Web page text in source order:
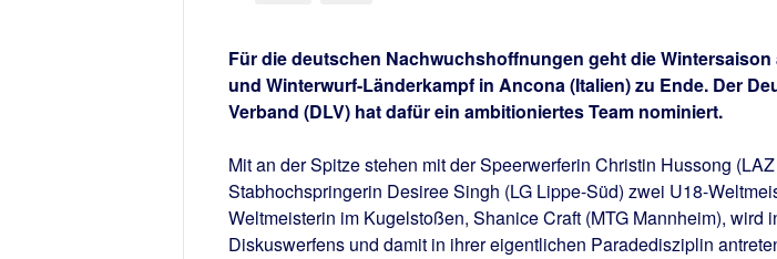
Für die deutschen Nachwuchshoffnungen geht die Wintersaison
und Winterwurf-Länderkampf in Ancona (Italien) zu Ende. Der
Verband (DLV) hat dafür ein ambitioniertes Team nominiert.
Mit an der Spitze stehen mit der Speerwerferin Christin Hussong
Stabhochspringerin Desiree Singh (LG Lippe-Süd) zwei U18-
Weltmeisterin im Kugelstoßen, Shanice Craft (MTG Mannheim), wird
Diskuswerfens und damit in ihrer eigentlichen Paradedisziplin